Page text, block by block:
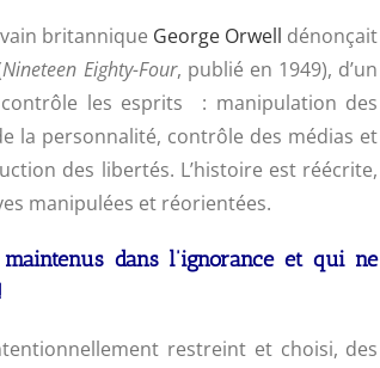
britannique George Orwell dénonçait
Nineteen Eighty-Four, publié en 1949), d’un
les esprits : manipulation des
la personnalité, contrôle des médias et
des libertés. L’histoire est réécrite,
manipulées et réorientées.
dans l’ignorance et qui ne
restreint et choisi, des